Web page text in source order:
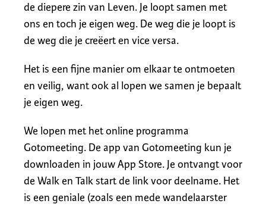
de diepere zin van Leven. Je loopt samen met
ons en toch je eigen weg. De weg die je loopt is
de weg die je creëert en vice versa.
Het is een fijne manier om elkaar te ontmoeten
en veilig, want ook al lopen we samen je bepaalt
je eigen weg.
We lopen met het online programma
Gotomeeting. De app van Gotomeeting kun je
downloaden in jouw App Store. Je ontvangt voor
de Walk en Talk start de link voor deelname. Het
is een geniale (zoals een mede wandelaarster